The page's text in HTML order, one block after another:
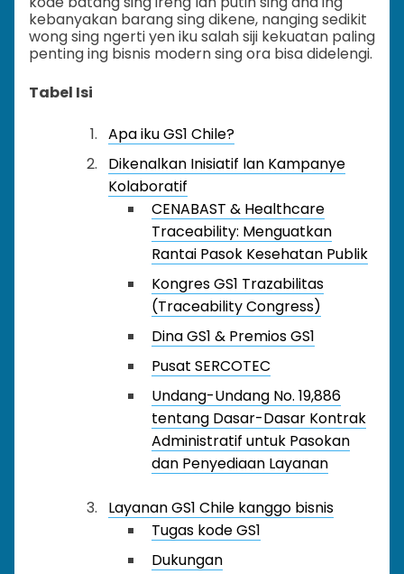
kebanyakan barang sing dikene, nanging sedikit
wong sing ngerti yen iku salah siji kekuatan paling
penting ing bisnis modern sing ora bisa didelengi.
Tabel Isi
Apa iku GS1 Chile?
Dikenalkan Inisiatif lan Kampanye
Kolaboratif
CENABAST & Healthcare
Traceability: Menguatkan
Rantai Pasok Kesehatan Publik
Kongres GS1 Trazabilitas
(Traceability Congress)
Dina GS1 & Premios GS1
Pusat SERCOTEC
Undang-Undang No. 19,886
tentang Dasar-Dasar Kontrak
Administratif untuk Pasokan
dan Penyediaan Layanan
Layanan GS1 Chile kanggo bisnis
Tugas kode GS1
Dukungan